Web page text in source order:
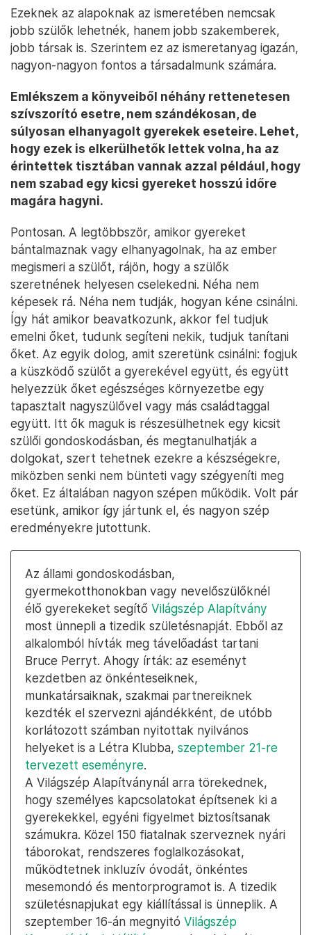
Ezeknek az alapoknak az ismeretében nemcsak
jobb szülők lehetnék, hanem jobb szakemberek,
jobb társak is. Szerintem ez az ismeretanyag igazán,
nagyon-nagyon fontos a társadalmunk számára.
Emlékszem a könyveiből néhány rettenetesen
szívszorító esetre, nem szándékosan, de
súlyosan elhanyagolt gyerekek eseteire. Lehet,
hogy ezek is elkerülhetők lettek volna, ha az
érintettek tisztában vannak azzal például, hogy
nem szabad egy kicsi gyereket hosszú időre
magára hagyni.
Pontosan. A legtöbbször, amikor gyereket
bántalmaznak vagy elhanyagolnak, ha az ember
megismeri a szülőt, rájön, hogy a szülők
szeretnének helyesen cselekedni. Néha nem
képesek rá. Néha nem tudják, hogyan kéne csinálni.
Így hát amikor beavatkozunk, akkor fel tudjuk
emelni őket, tudunk segíteni nekik, tudjuk tanítani
őket. Az egyik dolog, amit szeretünk csinálni: fogjuk
a küszködő szülőt a gyerekével együtt, és együtt
helyezzük őket egészséges környezetbe egy
tapasztalt nagyszülővel vagy más családtaggal
együtt. Itt ők maguk is részesülhetnek egy kicsit
szülői gondoskodásban, és megtanulhatják a
dolgokat, szert tehetnek ezekre a készségekre,
miközben senki nem bünteti vagy szégyeníti meg
őket. Ez általában nagyon szépen működik. Volt pár
esetünk, amikor így jártunk el, és nagyon szép
eredményekre jutottunk.
Az állami gondoskodásban,
gyermekotthonokban vagy nevelőszülőknél
élő gyerekeket segítő Világszép Alapítvány
most ünnepli a tizedik születésnapját. Ebből az
alkalomból hívták meg távelőadást tartani
Bruce Perryt. Ahogy írták: az eseményt
kezdetben az önkénteseiknek,
munkatársaiknak, szakmai partnereiknek
kezdték el szervezni ajándékként, de utóbb
korlátozott számban nyitottak nyilvános
helyeket is a Létra Klubba, szeptember 21-re
tervezett eseményre.
A Világszép Alapítványnál arra törekednek,
hogy személyes kapcsolatokat építsenek ki a
gyerekekkel, egyéni figyelmet biztosítsanak
számukra. Közel 150 fiatalnak szerveznek nyári
táborokat, rendszeres foglalkozásokat,
működtetnek inkluzív óvodát, önkéntes
mesemondó és mentorprogramot is. A tizedik
születésnapjukat egy kiállítással is ünneplik. A
szeptember 16-án megnyitó Világszép